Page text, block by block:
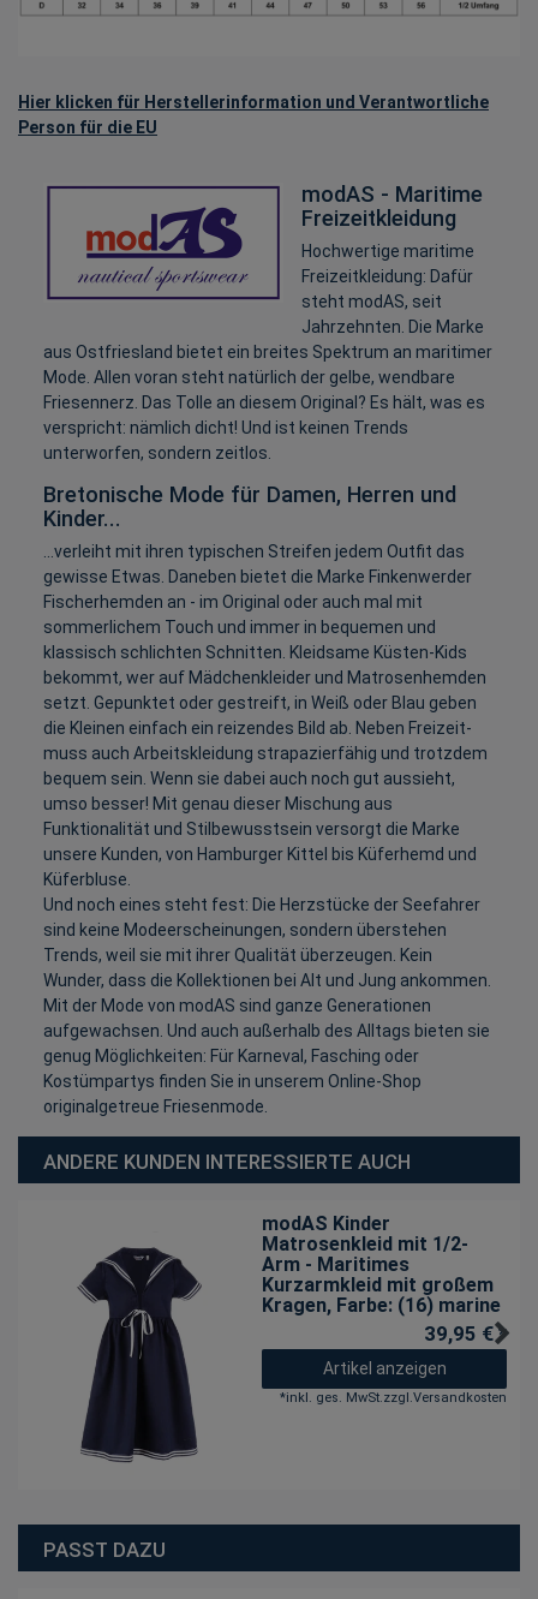
Hier klicken für Herstellerinformation und Verantwortliche
Person für die EU
modAS - Maritime
Freizeitkleidung
Hochwertige maritime
Freizeitkleidung: Dafür
steht modAS, seit
Jahrzehnten. Die Marke
aus Ostfriesland bietet ein breites Spektrum an maritimer
Mode. Allen voran steht natürlich der gelbe, wendbare
Friesennerz. Das Tolle an diesem Original? Es hält, was es
verspricht: nämlich dicht! Und ist keinen Trends
unterworfen, sondern zeitlos.
Bretonische Mode für Damen, Herren und
Kinder...
...verleiht mit ihren typischen Streifen jedem Outfit das
gewisse Etwas. Daneben bietet die Marke Finkenwerder
Fischerhemden an - im Original oder auch mal mit
sommerlichem Touch und immer in bequemen und
klassisch schlichten Schnitten. Kleidsame Küsten-Kids
bekommt, wer auf Mädchenkleider und Matrosenhemden
setzt. Gepunktet oder gestreift, in Weiß oder Blau geben
die Kleinen einfach ein reizendes Bild ab. Neben Freizeit-
muss auch Arbeitskleidung strapazierfähig und trotzdem
bequem sein. Wenn sie dabei auch noch gut aussieht,
umso besser! Mit genau dieser Mischung aus
Funktionalität und Stilbewusstsein versorgt die Marke
unsere Kunden, von Hamburger Kittel bis Küferhemd und
Küferbluse.
Und noch eines steht fest: Die Herzstücke der Seefahrer
sind keine Modeerscheinungen, sondern überstehen
Trends, weil sie mit ihrer Qualität überzeugen. Kein
Wunder, dass die Kollektionen bei Alt und Jung ankommen.
Mit der Mode von modAS sind ganze Generationen
aufgewachsen. Und auch außerhalb des Alltags bieten sie
genug Möglichkeiten: Für Karneval, Fasching oder
Kostümpartys finden Sie in unserem Online-Shop
originalgetreue Friesenmode.
ANDERE KUNDEN INTERESSIERTE AUCH
modAS Kinder
Matrosenkleid mit 1/2-
Arm - Maritimes
Kurzarmkleid mit großem
Kragen, Farbe: (16) marine
39,95 € *
Artikel anzeigen
*inkl. ges. MwSt.zzgl.Versandkosten
PASST DAZU